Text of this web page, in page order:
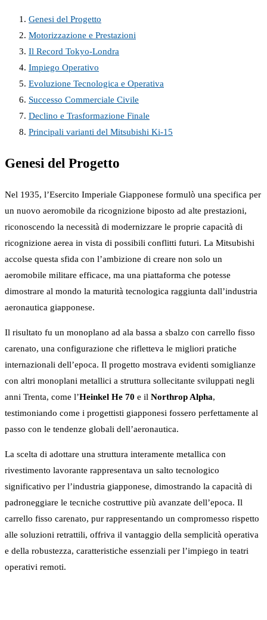
Genesi del Progetto
Motorizzazione e Prestazioni
Il Record Tokyo-Londra
Impiego Operativo
Evoluzione Tecnologica e Operativa
Successo Commerciale Civile
Declino e Trasformazione Finale
Principali varianti del Mitsubishi Ki-15
Genesi del Progetto
Nel 1935, l’Esercito Imperiale Giapponese formulò una specifica per
un nuovo aeromobile da ricognizione biposto ad alte prestazioni,
riconoscendo la necessità di modernizzare le proprie capacità di
ricognizione aerea in vista di possibili conflitti futuri. La Mitsubishi
accolse questa sfida con l’ambizione di creare non solo un
aeromobile militare efficace, ma una piattaforma che potesse
dimostrare al mondo la maturità tecnologica raggiunta dall’industria
aeronautica giapponese.
Il risultato fu un monoplano ad ala bassa a sbalzo con carrello fisso
carenato, una configurazione che rifletteva le migliori pratiche
internazionali dell’epoca. Il progetto mostrava evidenti somiglianze
con altri monoplani metallici a struttura sollecitante sviluppati negli
anni Trenta, come l’Heinkel He 70 e il Northrop Alpha,
testimoniando come i progettisti giapponesi fossero perfettamente al
passo con le tendenze globali dell’aeronautica.
La scelta di adottare una struttura interamente metallica con
rivestimento lavorante rappresentava un salto tecnologico
significativo per l’industria giapponese, dimostrando la capacità di
padroneggiare le tecniche costruttive più avanzate dell’epoca. Il
carrello fisso carenato, pur rappresentando un compromesso rispetto
alle soluzioni retrattili, offriva il vantaggio della semplicità operativa
e della robustezza, caratteristiche essenziali per l’impiego in teatri
operativi remoti.